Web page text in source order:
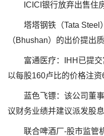
ICICI银行放弃出售住
塔塔钢铁（Tata Steel
（Bhushan）的出价提出
富通医疗：IHH已提
以每股160卢比的价格注资
蓝色飞镖：该公司董
议财务业绩并建议派发股息
联合啤酒厂-股市监管